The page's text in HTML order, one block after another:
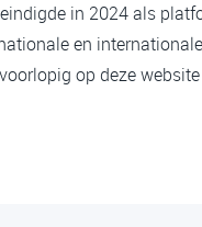
in 2024 als
en
op deze